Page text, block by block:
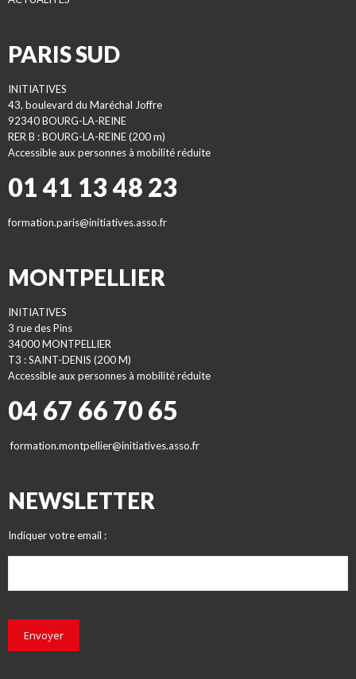
PARIS SUD
INITIATIVES
43, boulevard du Maréchal Joffre
92340 BOURG-LA-REINE
RER B : BOURG-LA-REINE (200 m)
Accessible aux personnes à mobilité réduite
01 41 13 48 23
formation.paris@initiatives.asso.fr
MONTPELLIER
INITIATIVES
3 rue des Pins
34000 MONTPELLIER
T3 : SAINT-DENIS (200 M)
Accessible aux personnes à mobilité réduite
04 67 66 70 65
formation.montpellier@initiatives.asso.fr
NEWSLETTER
Indiquer votre email :
Envoyer